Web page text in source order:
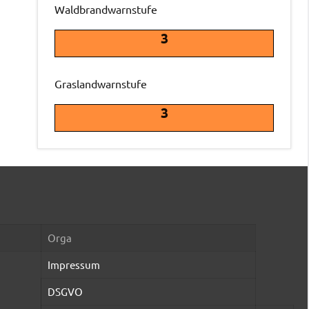
Waldbrandwarnstufe
3
Graslandwarnstufe
3
Orga
Impressum
DSGVO